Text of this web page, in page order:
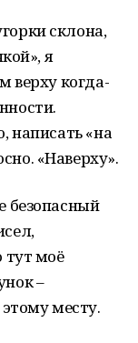
склона,
я
верху когда-
написать «на
«Наверху».
безопасный
тут моё
–
месту.